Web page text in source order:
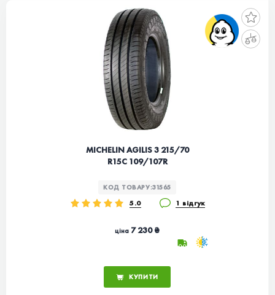
MICHELIN AGILIS 3 215/70
R15C 109/107R
КОД ТОВАРУ:31565
5.0 1 відгук
ціна 7 230 ₴
КУПИТИ